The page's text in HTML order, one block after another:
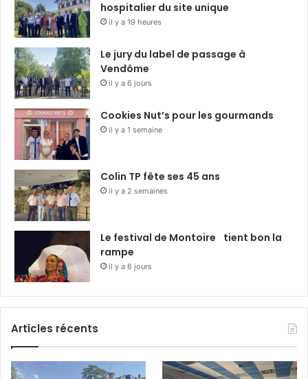
hospitalier du site unique
il y a 19 heures
Le jury du label de passage à
Vendôme
il y a 6 jours
Cookies Nut’s pour les gourmands
il y a 1 semaine
Colin TP fête ses 45 ans
il y a 2 semaines
Le festival de Montoire tient bon la
rampe
il y a 6 jours
Articles récents